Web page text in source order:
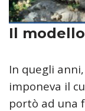
Il
In quegli
imponeva il
portò ad una